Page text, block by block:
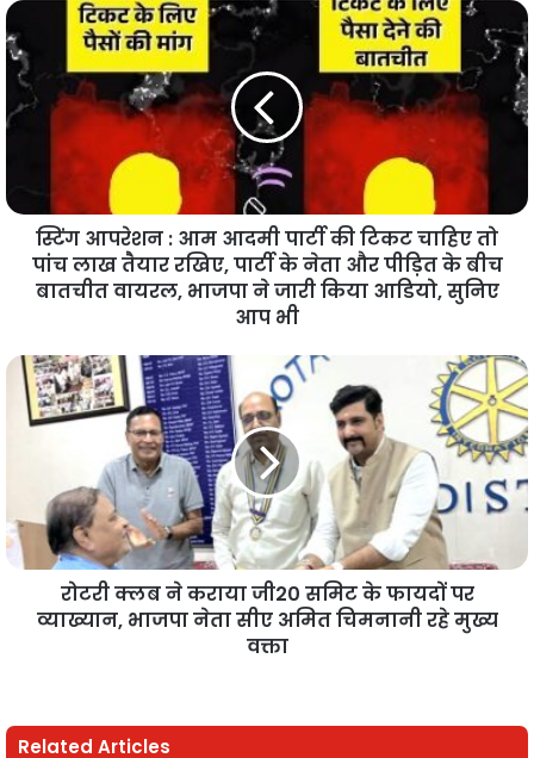
स्टिंग आपरेशन : आम आदमी पार्टी की टिकट चाहिए तो
पांच लाख तैयार रखिए, पार्टी के नेता और पीड़ित के बीच
बातचीत वायरल, भाजपा ने जारी किया आडियो, सुनिए
आप भी
रोटरी क्लब ने कराया जी20 समिट के फायदों पर
व्याख्यान, भाजपा नेता सीए अमित चिमनानी रहे मुख्य
वक्ता
Related Articles